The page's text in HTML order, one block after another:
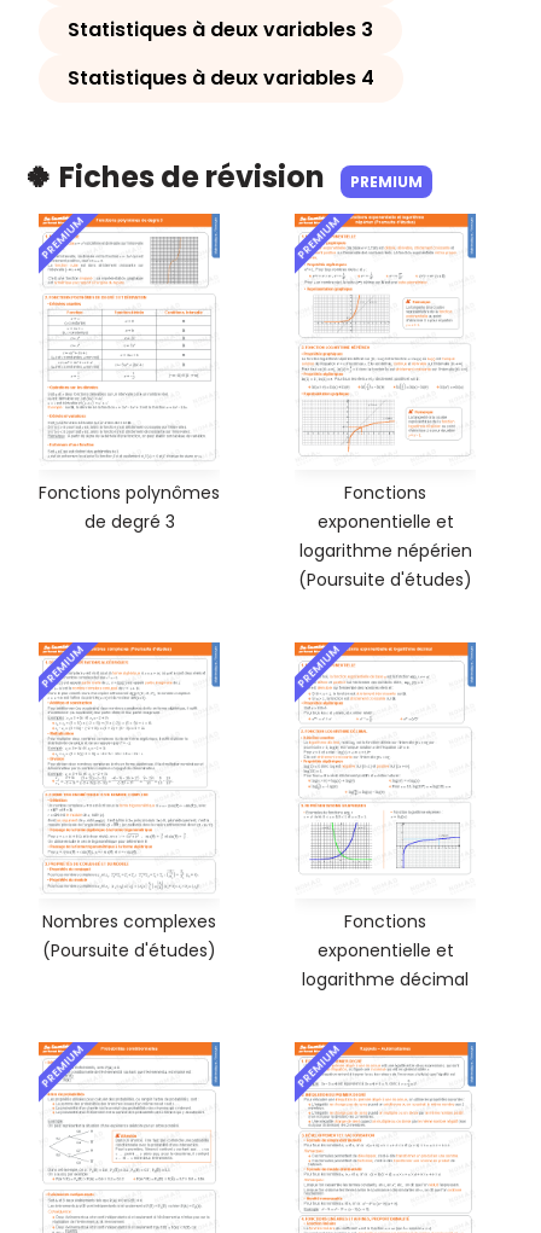
Statistiques à deux variables 3
Statistiques à deux variables 4
🍀 Fiches de révision PREMIUM
PREMIUM
Fonctions polynômes
de degré 3
PREMIUM
Fonctions
exponentielle et
logarithme népérien
(Poursuite d'études)
PREMIUM
Nombres complexes
(Poursuite d'études)
PREMIUM
Fonctions
exponentielle et
logarithme décimal
PREMIUM PREMIUM